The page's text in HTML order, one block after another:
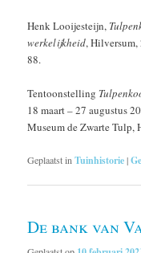
Henk Looijesteijn,
werkelijkheid,
88.
Tentoonstelling
18 maart – 27 augustus
Museum de Zwarte Tulp,
Geplaatst in Tuinhistorie|
De bank van